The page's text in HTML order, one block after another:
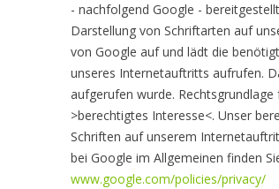
- nachfolgend Google -
Darstellung von Schriftarten auf
von Google auf und lädt die
unseres Internetauftritts aufrufen.
aufgerufen wurde.
>berechtigtes Interesse<. Unser
Schriften auf unserem
bei Google im Allgemeinen finden
www.google.com/policies/privacy/